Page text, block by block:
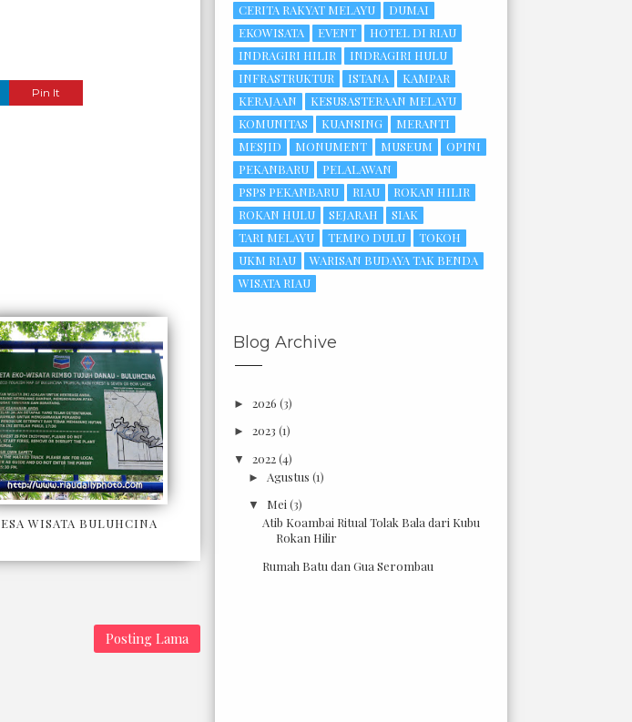
Pin It
WISATA BULUHCINA
Posting Lama
CERITA RAKYAT MELAYU
DUMAI
EKOWISATA
EVENT
HOTEL DI RIAU
INDRAGIRI HILIR
INDRAGIRI HULU
INFRASTRUKTUR
ISTANA
KAMPAR
KERAJAAN
KESUSASTERAAN MELAYU
KOMUNITAS
KUANSING
MERANTI
MESJID
MONUMENT MUSEUM
OPINI
PEKANBARU
PELALAWAN
PSPS PEKANBARU
RIAU
ROKAN HILIR
ROKAN HULU
SEJARAH
SIAK
TARI MELAYU
TEMPO DULU
TOKOH
UKM RIAU
WARISAN BUDAYA TAK BENDA
WISATA RIAU
Blog Archive
► 2026 (3)
► 2023 (1)
▼ 2022(4)
► Agustus (1)
▼ Mei (3)
Atib Koambai Ritual Tolak Bala dari Kubu
Rokan Hilir
Rumah Batu dan Gua Serombau